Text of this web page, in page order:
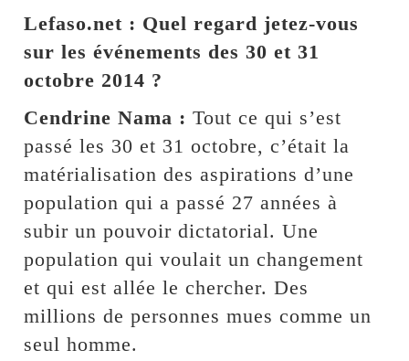
Lefaso.net : Quel regard jetez-vous
sur les événements des 30 et 31
octobre 2014 ?
Cendrine Nama : Tout ce qui s’est
passé les 30 et 31 octobre, c’était la
matérialisation des aspirations d’une
population qui a passé 27 années à
subir un pouvoir dictatorial. Une
population qui voulait un changement
et qui est allée le chercher. Des
millions de personnes mues comme un
seul homme.